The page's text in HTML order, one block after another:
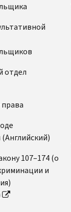
отдел
107–174 (о
и